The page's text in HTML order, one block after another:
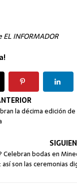
INFORMADOR
la décima edición
Celebran bodas en
así son las ceremonias